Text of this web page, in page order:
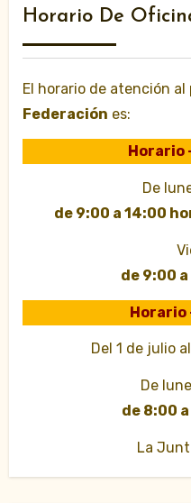
Horario De
El horario de atención
Federación es:
Horario
De
de 9:00 a 14:00
de 9:00
Horario
Del 1 de julio
De
de 8:00
La